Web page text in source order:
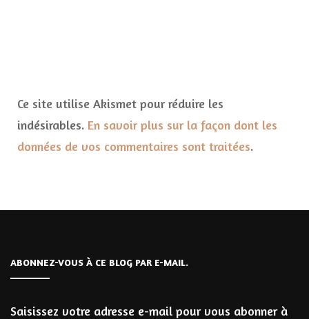
Ce site utilise Akismet pour réduire les
indésirables. En savoir plus sur la façon dont les
données de vos commentaires sont traitées.
ABONNEZ-VOUS À CE BLOG PAR E-MAIL.
Saisissez votre adresse e-mail pour vous abonner à